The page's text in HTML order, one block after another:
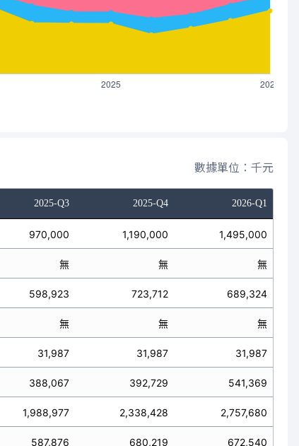
數據單位：千元
2025-Q3 2025-Q4 2026-Q1
970,000 1,190,000 1,495,000
無 無 無
598,923 723,712 689,324
無 無 無
31,987 31,987 31,987
388,067 392,729 541,369
1,988,977 2,338,428 2,757,680
587,876 680,219 672,540